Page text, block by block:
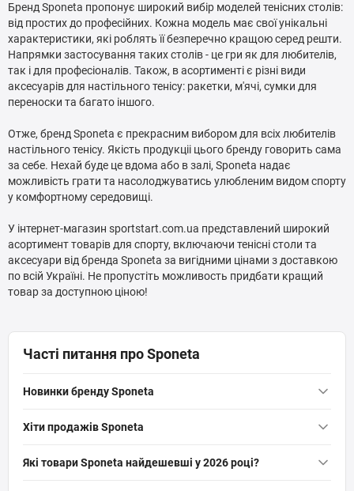
Бренд Sponeta пропонує широкий вибір моделей тенісних столів:
від простих до професійних. Кожна модель має свої унікальні
характеристики, якi роблять її безперечно кращою серед решти.
Напрямки застосування таких столів - це гри як для любителів,
так і для професіоналів. Також, в асортименті є різні види
аксесуарів для настільного тенісу: ракетки, м'ячi, сумки для
переноски та багато іншого.
Отже, бренд Sponeta є прекрасним вибором для всiх любителiв
настільного тенiсу. Якiсть продукцii цього бренду говорить сама
за себе. Нехай буде це вдома або в залi, Sponeta надає
можливість грати та насолоджуватись улюбленим видом спорту
у комфортному середовищі.
У інтернет-магазин sportstart.com.ua представлений широкий
асортимент товарів для спорту, включаючи тенісні столи та
аксесуари від бренда Sponeta за вигідними цінами з доставкою
по всiй Українi. Не пропустiть можливость придбати кращий
товар за доступною цiною!
Часті питання про Sponeta
Новинки бренду Sponeta
Стіл тенісний Sponeta S1-43e
Стіл тенісний Sponeta S1-43i— 18 696 грн
Хіти продажів Sponeta
Тенісний стіл для приміщень Sponeta S1-42i 19 мм
— 18 696
Які товари Sponeta найдешевші у 2026 році?